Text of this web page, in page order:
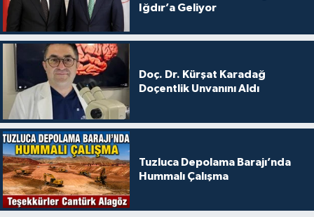
Iğdır’a Geliyor
Doç. Dr. Kürşat Karadağ
Doçentlik Unvanını Aldı
Tuzluca Depolama Barajı’nda
Hummalı Çalışma